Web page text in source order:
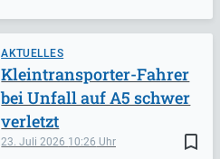
AKTUELLES
bookmark_border
23. Juli 2026 10:26
Kleintransporter-Fahrer
bei Unfall auf A5 schwer
verletzt